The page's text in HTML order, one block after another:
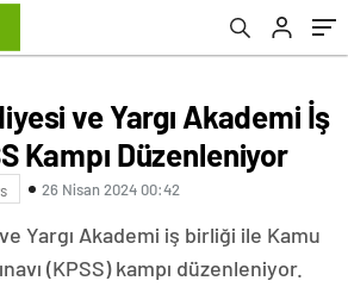
ve Yargı Akademi İş
Kampı Düzenleniyor
26 Nisan 2024 00:42
Yargı Akademi iş birliği ile Kamu
(KPSS) kampı düzenleniyor.